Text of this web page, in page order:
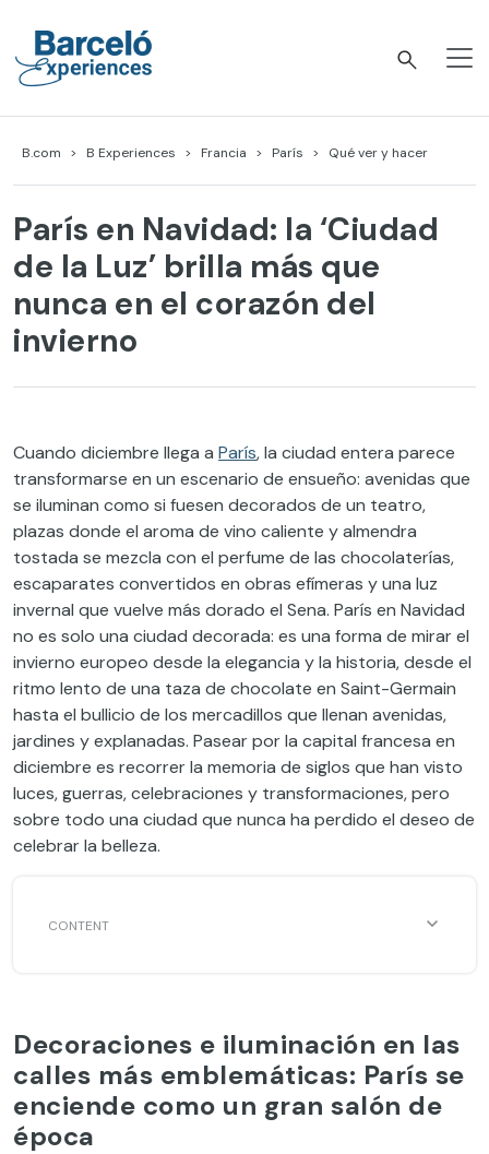
content
B.com B Experiences Francia París Qué ver y hacer
París en Navidad: la ‘Ciudad
de la Luz’ brilla más que
nunca en el corazón del
invierno
Cuando diciembre llega a París, la ciudad entera parece
transformarse en un escenario de ensueño: avenidas que
se iluminan como si fuesen decorados de un teatro,
plazas donde el aroma de vino caliente y almendra
tostada se mezcla con el perfume de las chocolaterías,
escaparates convertidos en obras efímeras y una luz
invernal que vuelve más dorado el Sena. París en Navidad
no es solo una ciudad decorada: es una forma de mirar el
invierno europeo desde la elegancia y la historia, desde el
ritmo lento de una taza de chocolate en Saint-Germain
hasta el bullicio de los mercadillos que llenan avenidas,
jardines y explanadas. Pasear por la capital francesa en
diciembre es recorrer la memoria de siglos que han visto
luces, guerras, celebraciones y transformaciones, pero
sobre todo una ciudad que nunca ha perdido el deseo de
celebrar la belleza.
Decoraciones e iluminación en las
calles más emblemáticas: París se
enciende como un gran salón de
época